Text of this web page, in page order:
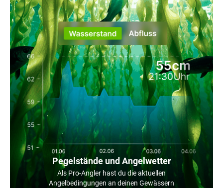
Pegelstände und Angelwetter
Als Pro-Angler hast du die aktuellen
Angelbedingungen an deinen Gewässern